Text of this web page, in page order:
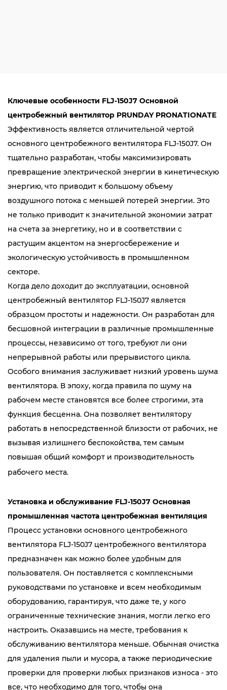
Ключевые особенности FLJ-150J7 Основной
центробежный вентилятор PRUNDAY PRONATIONATE
Эффективность является отличительной чертой
основного центробежного вентилятора FLJ-150J7. Он
тщательно разработан, чтобы максимизировать
превращение электрической энергии в кинетическую
энергию, что приводит к большому объему
воздушного потока с меньшей потерей энергии. Это
не только приводит к значительной экономии затрат
на счета за энергетику, но и в соответствии с
растущим акцентом на энергосбережение и
экологическую устойчивость в промышленном
секторе.
Когда дело доходит до эксплуатации, основной
центробежный вентилятор FLJ-150J7 является
образцом простоты и надежности. Он разработан для
бесшовной интеграции в различные промышленные
процессы, независимо от того, требуют ли они
непрерывной работы или прерывистого цикла.
Особого внимания заслуживает низкий уровень шума
вентилятора. В эпоху, когда правила по шуму на
рабочем месте становятся все более строгими, эта
функция бесценна. Она позволяет вентилятору
работать в непосредственной близости от рабочих, не
вызывая излишнего беспокойства, тем самым
повышая общий комфорт и производительность
рабочего места.
Установка и обслуживание FLJ-150J7 Основная
промышленная частота центробежная вентиляция
Процесс установки основного центробежного
вентилятора FLJ-150J7 центробежного вентилятора
предназначен как можно более удобным для
пользователя. Он поставляется с комплексными
руководствами по установке и всем необходимым
оборудованию, гарантируя, что даже те, у кого
ограниченные технические знания, могли легко его
настроить. Оказавшись на месте, требования к
обслуживанию вентилятора меньше. Обычная очистка
для удаления пыли и мусора, а также периодические
проверки для проверки любых признаков износа - это
все, что необходимо для того, чтобы она